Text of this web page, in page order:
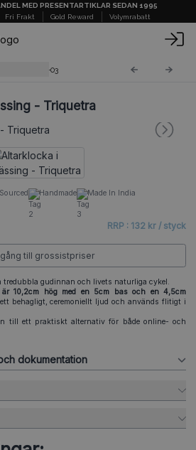
MED PRESENTARTIKLAR SEDAN 1995
Fri Frakt Gold Reward Volymrabatt
Abell-03
- Triquetra
Handmade
Made In India
RRP : 132 kr / styck
till grossistpriser
tredubbla gudinnan och livets naturliga cykel.
10,2cm hög med en 5cm bas och en 4,5cm
behagligt, ceremoniellt ljud och används flitigt i
till ett praktiskt alternativ för både online- och
dokumentation